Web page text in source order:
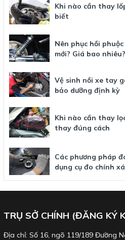
Khi nào cần thay
biết
Nên phục hồi
mới? Giá bao nhiêu?
Vệ sinh nồi xe tay
bảo dưỡng định kỳ
Khi nào cần thay
thay đúng cách
Các phương pháp
dụng cụ đo chính
TRỤ SỞ CHÍNH (ĐĂNG KÝ
Địa chỉ: Số 16, ngõ 119/189 Đường